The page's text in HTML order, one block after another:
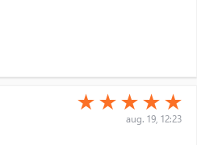
(*)
★ (*)
★ (*)
★ (*)
★ (*)
★
aug. 19, 12:23